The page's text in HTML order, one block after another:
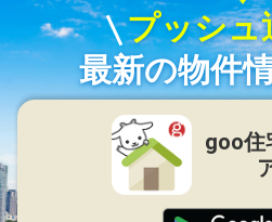
プッシュ
最新の物件
goo住